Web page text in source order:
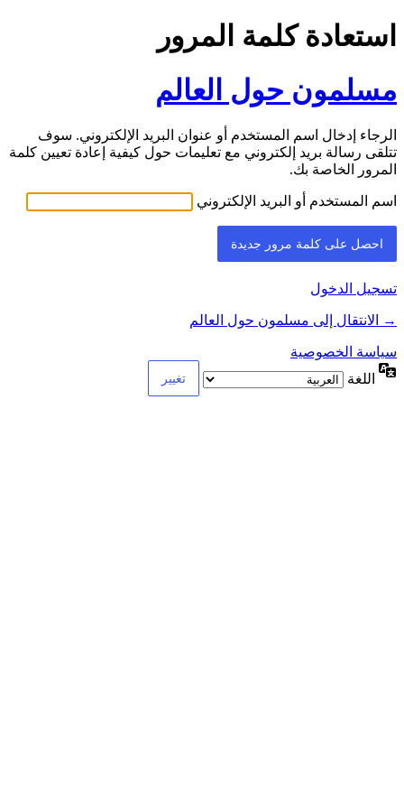
استعادة كلمة المرور
مسلمون حول العالم
الرجاء إدخال اسم المستخدم أو عنوان البريد الإلكتروني. سوف
تتلقى رسالة بريد إلكتروني مع تعليمات حول كيفية إعادة تعيين كلمة
المرور الخاصة بك.
اسم المستخدم أو البريد الإلكتروني
تسجيل الدخول
→ الانتقال إلى مسلمون حول العالم
سياسة الخصوصية
اللغة